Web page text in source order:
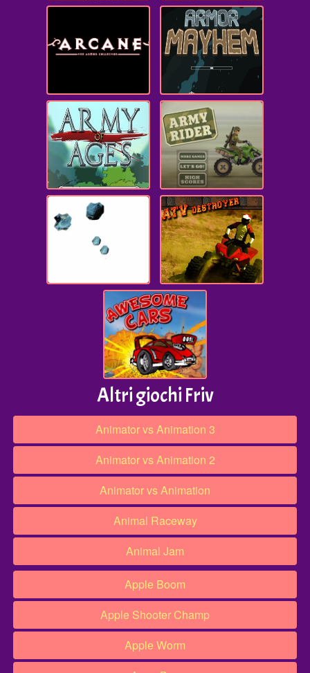
Altri giochi Friv
Animator vs Animation 3
Animator vs Animation 2
Animator vs Animation
Animal Raceway
Animal Jam
Apple Boom
Apple Shooter Champ
Apple Worm